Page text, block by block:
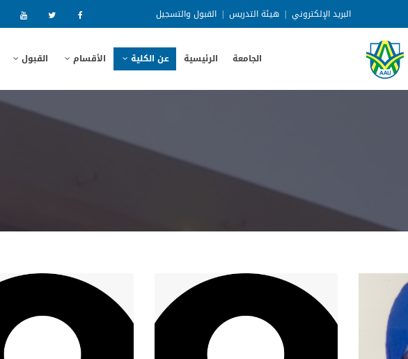
البريد الإلكتروني | هيئة التدريس | القبول والتسجيل
الجامعة الرئيسية عن الكلية الأقسام القبول